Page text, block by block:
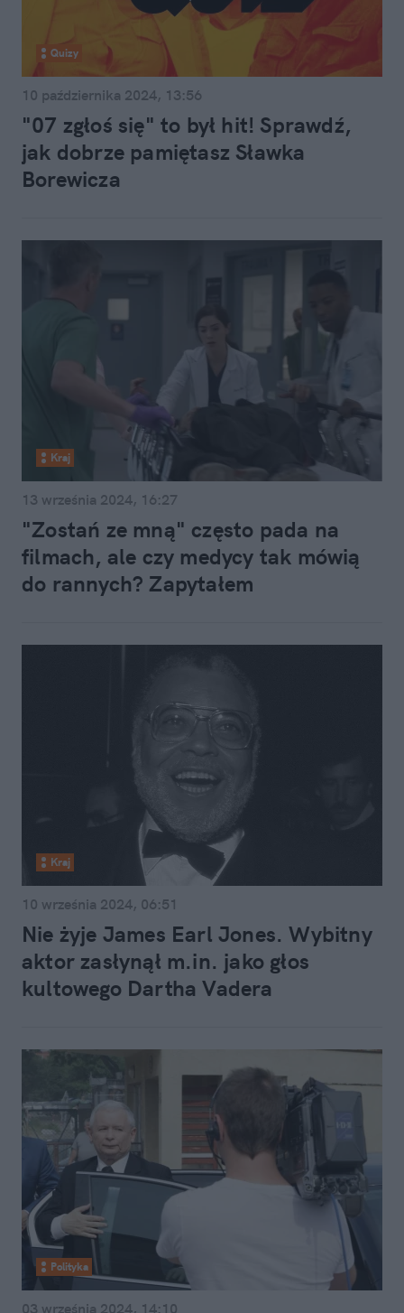
Quizy
10 października 2024, 13:56
"07 zgłoś się" to był hit! Sprawdź,
jak dobrze pamiętasz Sławka
Borewicza
Kraj
13 września 2024, 16:27
"Zostań ze mną" często pada na
filmach, ale czy medycy tak mówią
do rannych? Zapytałem
Kraj
10 września 2024, 06:51
Nie żyje James Earl Jones. Wybitny
aktor zasłynął m.in. jako głos
kultowego Dartha Vadera
Polityka
03 września 2024, 14:10